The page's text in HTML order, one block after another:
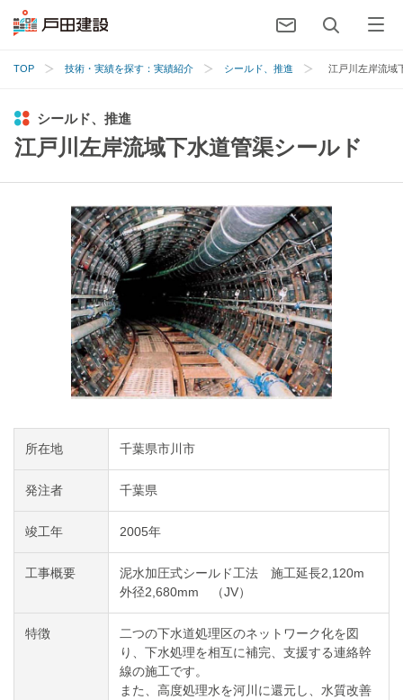
TOP 技術・実績を探す：実績紹介 シールド、推進 江戸川左岸流域
シールド、推進
江戸川左岸流域下水道管渠シールド
所在地 千葉県市川市
発注者 千葉県
竣工年 2005年
工事概要
泥水加圧式シールド工法 施工延長2,120m
外径2,680mm （JV）
特徴
二つの下水道処理区のネットワーク化を図
り、下水処理を相互に補完、支援する連絡幹
線の施工です。
また、高度処理水を河川に還元し、水質改善